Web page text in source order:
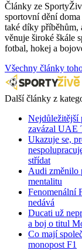
Články ze
sportovní dění
také díky příběhům,
věnuje široké škále
fotbal, hokej a
Všechny články
Další články z
Nejdůležitější
zavázal UAE
Ukazuje se,
střídat
Audi změnilo
mentalitu
Fenomenální
nedává
Ducati už
a boj o titul
Co mají
monopost F1